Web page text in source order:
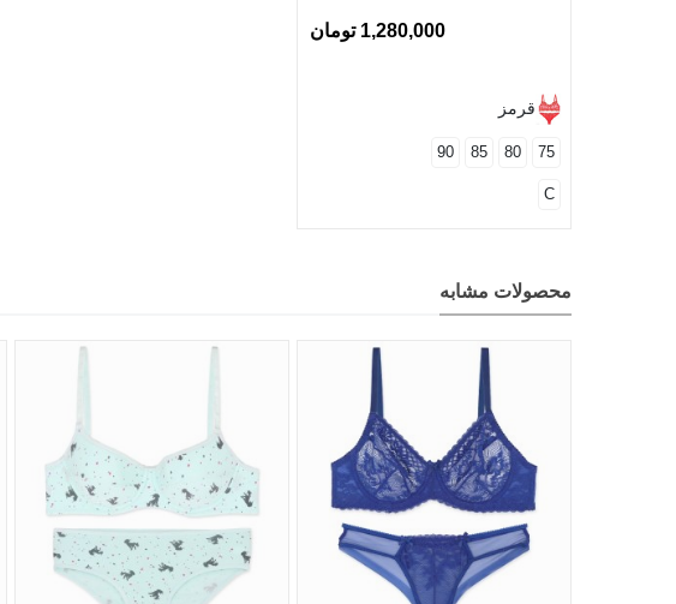
1,280,000 تومان
قرمز
75
80
85
90
C
محصولات مشابه